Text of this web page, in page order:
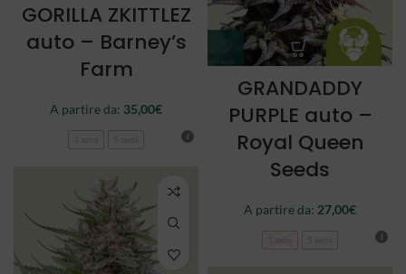
GORILLA ZKITTLEZ
auto – Barney’s
Farm
A partire da: 35,00€
GRANDADDY
PURPLE auto –
Royal Queen
Seeds
A partire da: 27,00€
3 semi